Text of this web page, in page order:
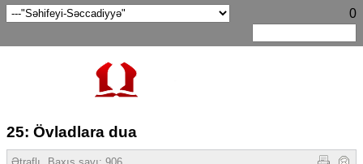
0
25: Övladlara dua